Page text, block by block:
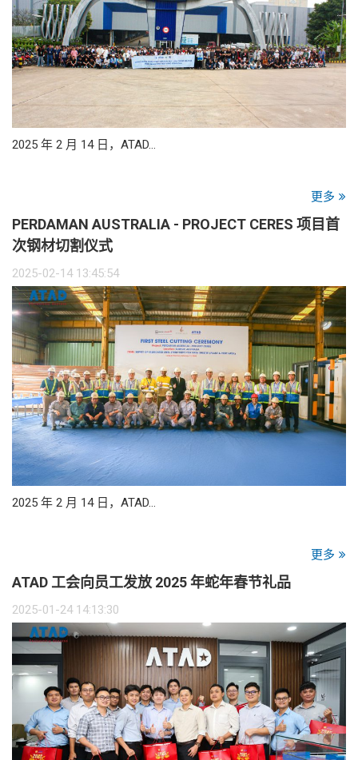
2025 年 2 月 14 日，ATAD…
更多
PERDAMAN AUSTRALIA - PROJECT CERES 项目首
次钢材切割仪式
2025-02-14 13:45:54
2025 年 2 月 14 日，ATAD…
更多
ATAD 工会向员工发放 2025 年蛇年春节礼品
2025-01-24 14:13:30